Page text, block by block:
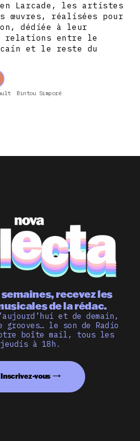
Larcade, les artistes
œuvres, réalisées pour
dédiée à leur
relations entre le
et le reste du
Bintou Simporé
recevez les
de la rédac.
et de demain,
le son de Radio
boîte mail, tous les
jeudis à 18h.
Inscrivez-vous